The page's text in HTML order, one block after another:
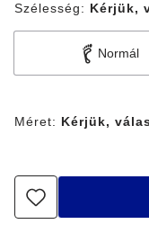
Szélesség: Kérjük,
Normál
Méret: Kérjük,